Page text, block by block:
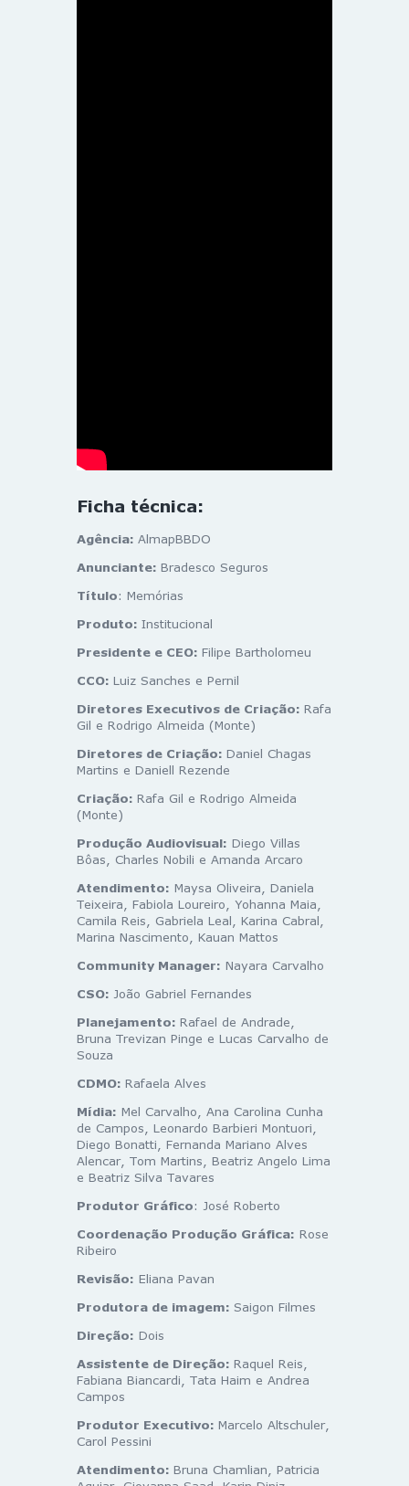
Ficha técnica:
Agência: AlmapBBDO
Anunciante: Bradesco Seguros
Título: Memórias
Produto: Institucional
Presidente e CEO: Filipe Bartholomeu
CCO: Luiz Sanches e Pernil
Diretores Executivos de Criação: Rafa
Gil e Rodrigo Almeida (Monte)
Diretores de Criação: Daniel Chagas
Martins e Daniell Rezende
Criação: Rafa Gil e Rodrigo Almeida
(Monte)
Produção Audiovisual: Diego Villas
Bôas, Charles Nobili e Amanda Arcaro
Atendimento: Maysa Oliveira, Daniela
Teixeira, Fabiola Loureiro, Yohanna Maia,
Camila Reis, Gabriela Leal, Karina Cabral,
Marina Nascimento, Kauan Mattos
Community Manager: Nayara Carvalho
CSO: João Gabriel Fernandes
Planejamento: Rafael de Andrade,
Bruna Trevizan Pinge e Lucas Carvalho de
Souza
CDMO: Rafaela Alves
Mídia: Mel Carvalho, Ana Carolina Cunha
de Campos, Leonardo Barbieri Montuori,
Diego Bonatti, Fernanda Mariano Alves
Alencar, Tom Martins, Beatriz Angelo Lima
e Beatriz Silva Tavares
Produtor Gráfico: José Roberto
Coordenação Produção Gráfica: Rose
Ribeiro
Revisão: Eliana Pavan
Produtora de imagem: Saigon Filmes
Direção: Dois
Assistente de Direção: Raquel Reis,
Fabiana Biancardi, Tata Haim e Andrea
Campos
Produtor Executivo: Marcelo Altschuler,
Carol Pessini
Atendimento: Bruna Chamlian, Patricia